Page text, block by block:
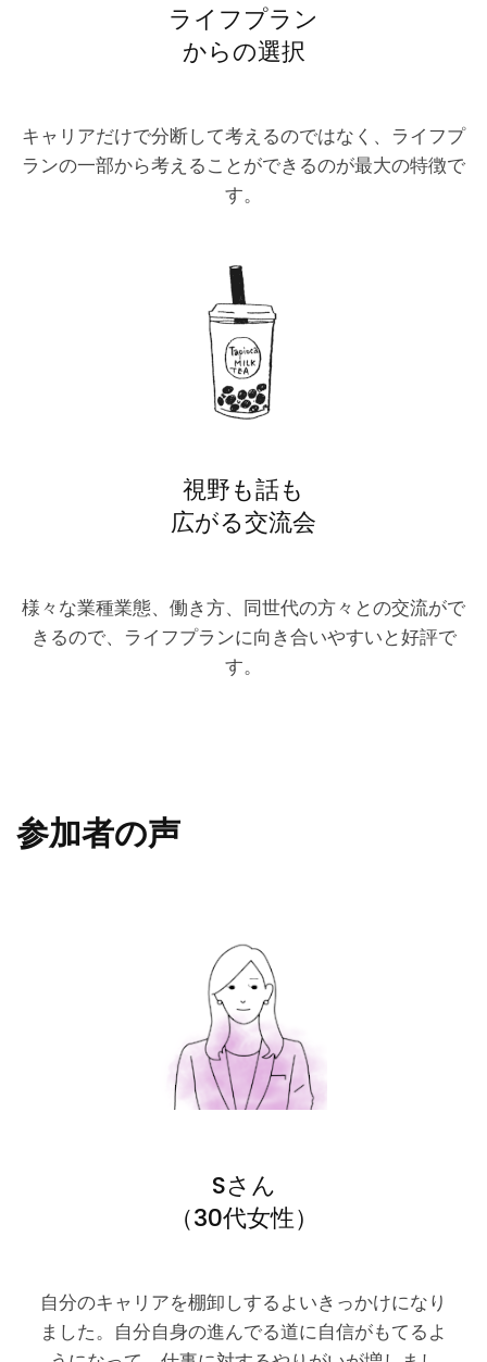
ライフプラン
からの選択
キャリアだけで分断して考えるのではなく、ライフプ
ランの一部から考えることができるのが最大の特徴で
す。
視野も話も
広がる交流会
様々な業種業態、働き方、同世代の方々との交流がで
きるので、ライフプランに向き合いやすいと好評で
す。
参加者の声
Sさん
（30代女性）
自分のキャリアを棚卸しするよいきっかけになり
ました。自分自身の進んでる道に自信がもてるよ